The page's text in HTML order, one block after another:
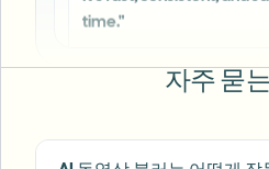
Michael Chen
blur distracting
자주 묻